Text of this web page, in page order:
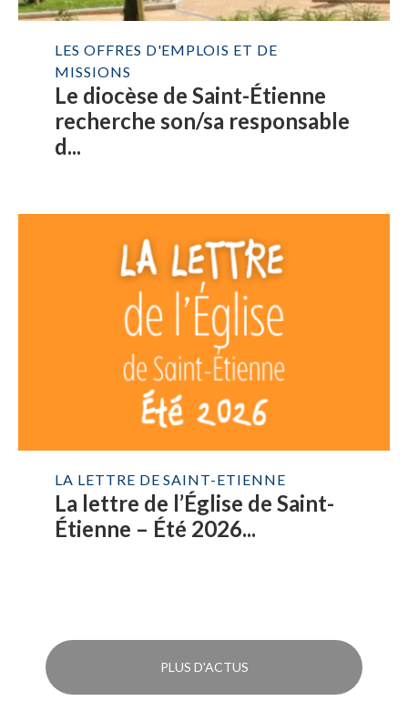
LES OFFRES D'EMPLOIS ET DE
MISSIONS
Le diocèse de Saint-Étienne
recherche son/sa responsable
d...
LA LETTRE DE SAINT-ETIENNE
La lettre de l’Église de Saint-
Étienne – Été 2026...
PLUS D'ACTUS